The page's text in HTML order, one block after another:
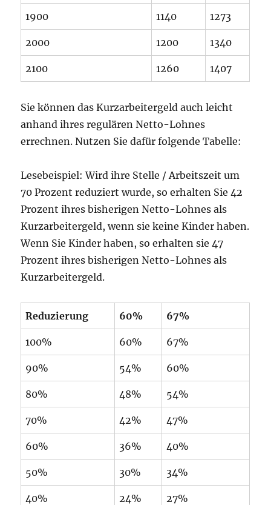
1900 1140 1273
2000 1200 1340
2100 1260 1407
Sie können das Kurzarbeitergeld auch leicht
anhand ihres regulären Netto-Lohnes
errechnen. Nutzen Sie dafür folgende Tabelle:
Lesebeispiel: Wird ihre Stelle / Arbeitszeit um
70 Prozent reduziert wurde, so erhalten Sie 42
Prozent ihres bisherigen Netto-Lohnes als
Kurzarbeitergeld, wenn sie keine Kinder haben.
Wenn Sie Kinder haben, so erhalten sie 47
Prozent ihres bisherigen Netto-Lohnes als
Kurzarbeitergeld.
Reduzierung 60% 67%
100% 60% 67%
90% 54% 60%
80% 48% 54%
70% 42% 47%
60% 36% 40%
50% 30% 34%
40% 24% 27%